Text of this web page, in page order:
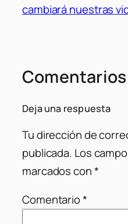
cambiará nuestras
Comentarios
Deja una respuesta
Tu dirección de
publicada. Los
marcados con*
Comentario*